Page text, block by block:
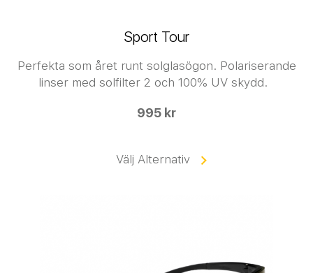
Sport Tour
Perfekta som året runt solglasögon. Polariserande
linser med solfilter 2 och 100% UV skydd.
995 kr
Välj Alternativ